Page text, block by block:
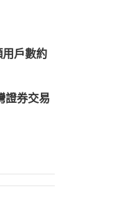
戶數約
證券交易